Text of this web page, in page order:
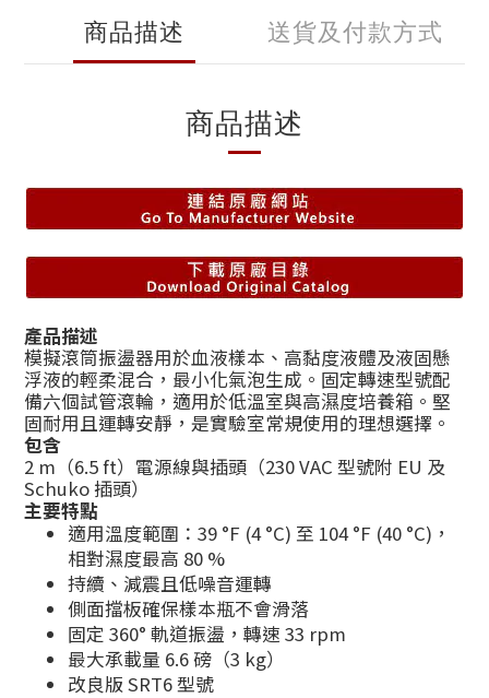
商品描述 送貨及付款方式
商品描述
產品描述
模擬滾筒振盪器用於血液樣本、高黏度液體及液固懸
浮液的輕柔混合，最小化氣泡生成。固定轉速型號配
備六個試管滾輪，適用於低溫室與高濕度培養箱。堅
固耐用且運轉安靜，是實驗室常規使用的理想選擇。
包含
2 m（6.5 ft）電源線與插頭（230 VAC 型號附 EU 及
Schuko 插頭）
主要特點
適用溫度範圍：39 °F (4 °C) 至 104 °F (40 °C)，
相對濕度最高 80 %
持續、減震且低噪音運轉
側面擋板確保樣本瓶不會滑落
固定 360° 軌道振盪，轉速 33 rpm
最大承載量 6.6 磅（3 kg）
改良版 SRT6 型號